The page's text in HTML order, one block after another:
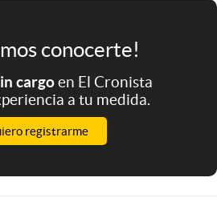
conocerte!
cargoen El Cronista
a tu medida.
registrarme